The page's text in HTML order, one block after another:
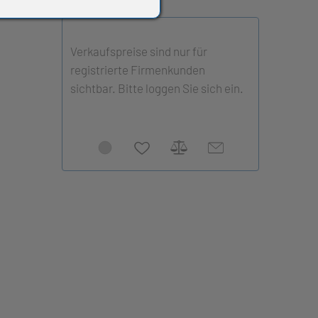
Verkaufspreise sind nur für
registrierte Firmenkunden
sichtbar. Bitte loggen Sie sich ein.